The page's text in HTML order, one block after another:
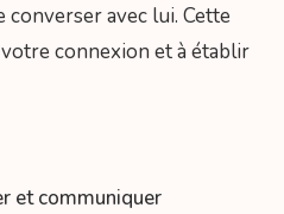
converser avec lui. Cette
connexion et à établir
et communiquer